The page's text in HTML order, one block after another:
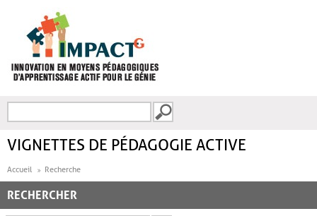
FORMULAIRE DE
VIGNETTES DE PÉDAGOGIE ACTIVE
Accueil Recherche
RECHERCHER